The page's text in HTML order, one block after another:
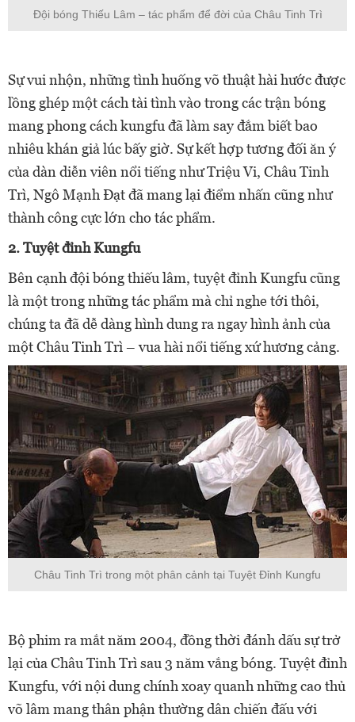
Đội bóng Thiếu Lâm – tác phẩm để đời của Châu Tinh Trì
Sự vui nhộn, những tình huống võ thuật hài hước được
lồng ghép một cách tài tình vào trong các trận bóng
mang phong cách kungfu đã làm say đắm biết bao
nhiêu khán giả lúc bấy giờ. Sự kết hợp tương đối ăn ý
của dàn diễn viên nổi tiếng như Triệu Vi, Châu Tinh
Trì, Ngô Mạnh Đạt đã mang lại điểm nhấn cũng như
thành công cực lớn cho tác phẩm.
2. Tuyệt đỉnh Kungfu
Bên cạnh đội bóng thiếu lâm, tuyệt đỉnh Kungfu cũng
là một trong những tác phẩm mà chỉ nghe tới thôi,
chúng ta đã dễ dàng hình dung ra ngay hình ảnh của
một Châu Tinh Trì – vua hài nổi tiếng xứ hương cảng.
Châu Tinh Trì trong một phân cảnh tại Tuyệt Đỉnh Kungfu
Bộ phim ra mắt năm 2004, đồng thời đánh dấu sự trở
lại của Châu Tinh Trì sau 3 năm vắng bóng. Tuyệt đỉnh
Kungfu, với nội dung chính xoay quanh những cao thủ
võ lâm mang thân phận thường dân chiến đấu với